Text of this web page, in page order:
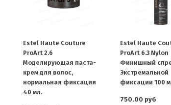
Estel Haute Couture
ProArt 2.6
Моделирующая паста-
крем для волос,
нормальная фиксация
40 мл.
Estel Haute
ProArt 6.3 Nylon
Финишный
Экстремальной
фиксации 100
750.00 руб